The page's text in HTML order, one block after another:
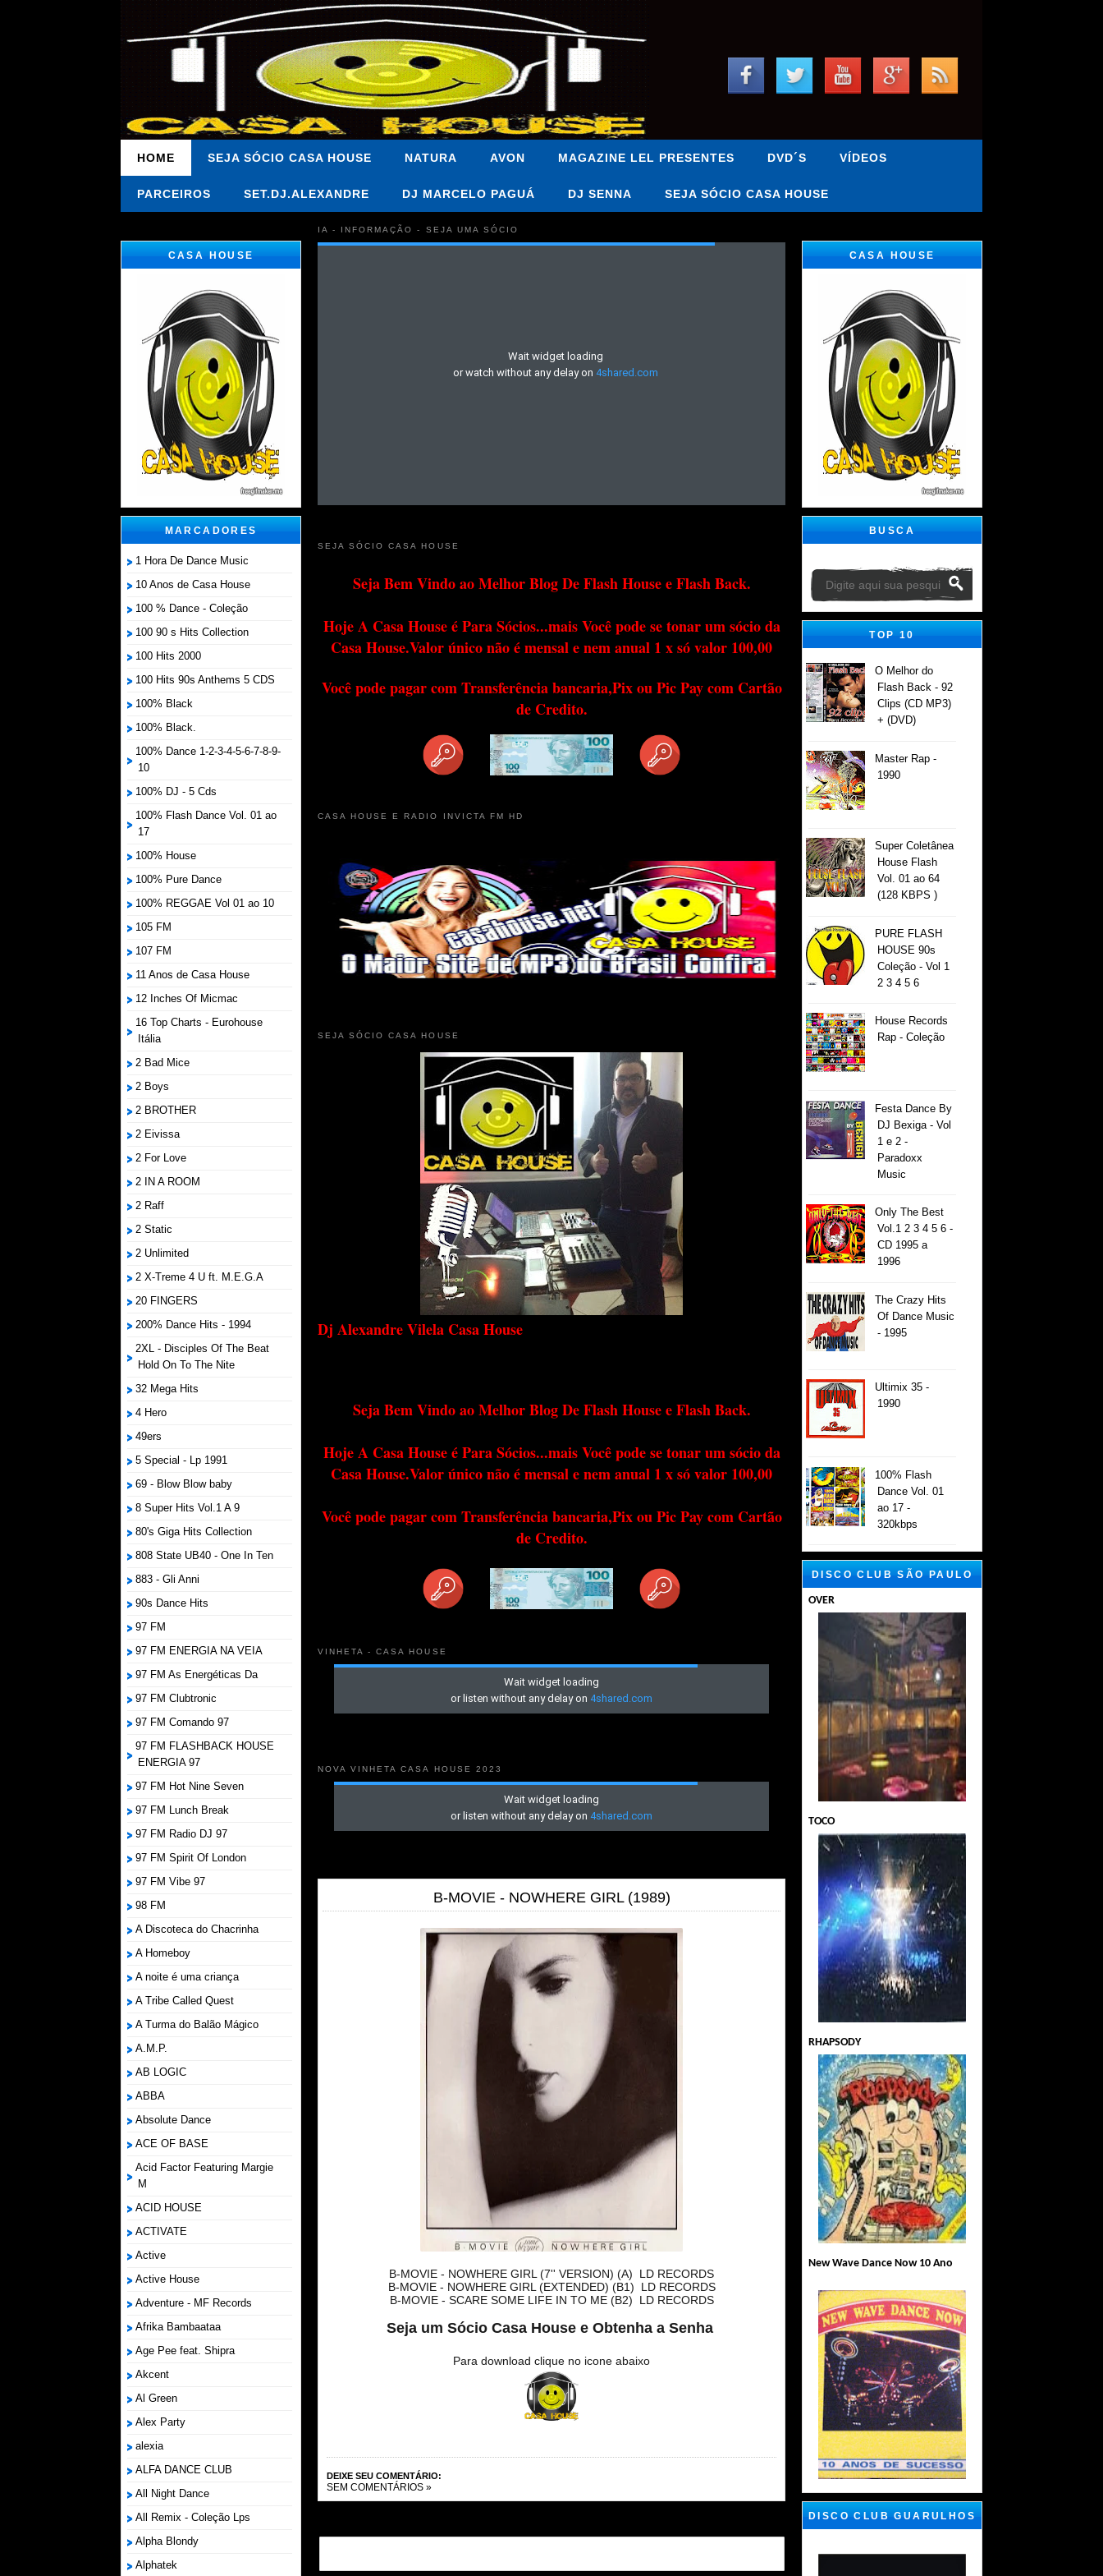
HOME SEJA SÓCIO CASA HOUSE NATURA AVON MAGAZINE LEL PRESENTES DVD´S VÍDEOS
PARCEIROS SET.DJ.ALEXANDRE DJ MARCELO PAGUÁ DJ SENNA SEJA SÓCIO CASA HOUSE
CASA HOUSE
MARCADORES
1 Hora De Dance Music
10 Anos de Casa House
100 % Dance - Coleção
100 90 s Hits Collection
100 Hits 2000
100 Hits 90s Anthems 5 CDS
100% Black
100% Black.
100% Dance 1-2-3-4-5-6-7-8-9-
10
100% DJ - 5 Cds
100% Flash Dance Vol. 01 ao
17
100% House
100% Pure Dance
100% REGGAE Vol 01 ao 10
105 FM
107 FM
11 Anos de Casa House
12 Inches Of Micmac
16 Top Charts - Eurohouse
Itália
2 Bad Mice
2 Boys
2 BROTHER
2 Eivissa
2 For Love
2 IN A ROOM
2 Raff
2 Static
2 Unlimited
2 X-Treme 4 U ft. M.E.G.A
20 FINGERS
200% Dance Hits - 1994
2XL - Disciples Of The Beat
Hold On To The Nite
32 Mega Hits
4 Hero
49ers
5 Special - Lp 1991
69 - Blow Blow baby
8 Super Hits Vol.1 A 9
80's Giga Hits Collection
808 State UB40 - One In Ten
883 - Gli Anni
90s Dance Hits
97 FM
97 FM ENERGIA NA VEIA
97 FM As Energéticas Da
97 FM Clubtronic
97 FM Comando 97
97 FM FLASHBACK HOUSE
ENERGIA 97
97 FM Hot Nine Seven
97 FM Lunch Break
97 FM Radio DJ 97
97 FM Spirit Of London
97 FM Vibe 97
98 FM
A Discoteca do Chacrinha
A Homeboy
A noite é uma criança
A Tribe Called Quest
A Turma do Balão Mágico
A.M.P.
AB LOGIC
ABBA
Absolute Dance
ACE OF BASE
Acid Factor Featuring Margie
M
ACID HOUSE
ACTIVATE
Active
Active House
Adventure - MF Records
Afrika Bambaataa
Age Pee feat. Shipra
Akcent
Al Green
Alex Party
alexia
ALFA DANCE CLUB
All Night Dance
All Remix - Coleção Lps
Alpha Blondy
Alphatek
IA - INFORMAÇÃO - SEJA UMA SÓCIO
SEJA SÓCIO CASA HOUSE
Seja Bem Vindo ao Melhor Blog De Flash House e Flash Back.
Hoje A Casa House é Para Sócios...mais Você pode se tonar um sócio da
Casa House.Valor único não é mensal e nem anual 1 x só valor 100,00
Você pode pagar com Transferência bancaria,Pix ou Pic Pay com Cartão
de Credito.
CASA HOUSE E RADIO INVICTA FM HD
SEJA SÓCIO CASA HOUSE
Dj Alexandre Vilela Casa House
Seja Bem Vindo ao Melhor Blog De Flash House e Flash Back.
Hoje A Casa House é Para Sócios...mais Você pode se tonar um sócio da
Casa House.Valor único não é mensal e nem anual 1 x só valor 100,00
Você pode pagar com Transferência bancaria,Pix ou Pic Pay com Cartão
de Credito.
VINHETA - CASA HOUSE
NOVA VINHETA CASA HOUSE 2023
B-MOVIE - NOWHERE GIRL (1989)
B-MOVIE - NOWHERE GIRL (7'' VERSION) (A) LD RECORDS
B-MOVIE - NOWHERE GIRL (EXTENDED) (B1) LD RECORDS
B-MOVIE - SCARE SOME LIFE IN TO ME (B2) LD RECORDS
Seja um Sócio Casa House e Obtenha a Senha
Para download clique no icone abaixo
DEIXE SEU COMENTÁRIO:
SEM COMENTÁRIOS »
CASA HOUSE
BUSCA
TOP 10
O Melhor do
Flash Back - 92
Clips (CD MP3)
+ (DVD)
Master Rap -
1990
Super Coletânea
House Flash
Vol. 01 ao 64
(128 KBPS )
PURE FLASH
HOUSE 90s
Coleção - Vol 1
2 3 4 5 6
House Records
Rap - Coleção
Festa Dance By
DJ Bexiga - Vol
1 e 2 -
Paradoxx
Music
Only The Best
Vol.1 2 3 4 5 6 -
CD 1995 a
1996
The Crazy Hits
Of Dance Music
- 1995
Ultimix 35 -
1990
100% Flash
Dance Vol. 01
ao 17 -
320kbps
DISCO CLUB SÃO PAULO
OVER
TOCO
RHAPSODY
New Wave Dance Now 10 Ano
DISCO CLUB GUARULHOS